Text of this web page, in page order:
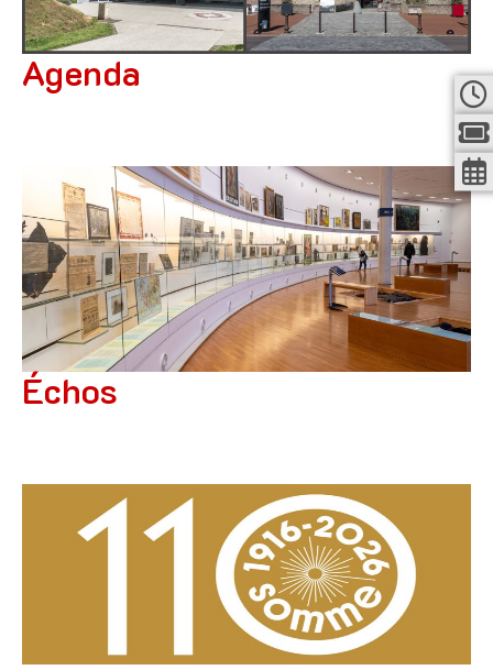
Agenda
Échos